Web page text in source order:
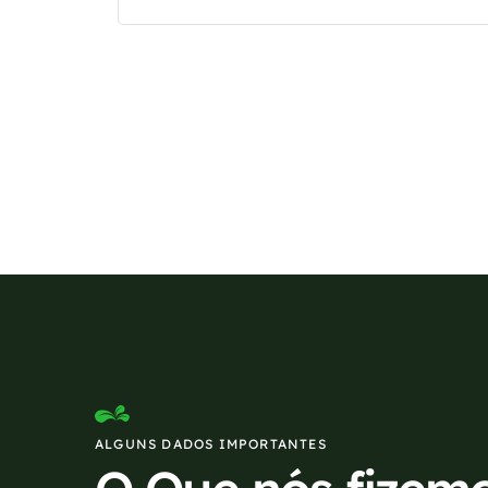
ALGUNS DADOS IMPORTANTES